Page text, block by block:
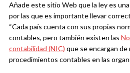
Añade este sitio Web que la ley es
por las que es importante llevar
“Cada país cuenta con sus propias
contables, pero también existen las
contabilidad (NIC) que se encargan de
procedimientos contables en las